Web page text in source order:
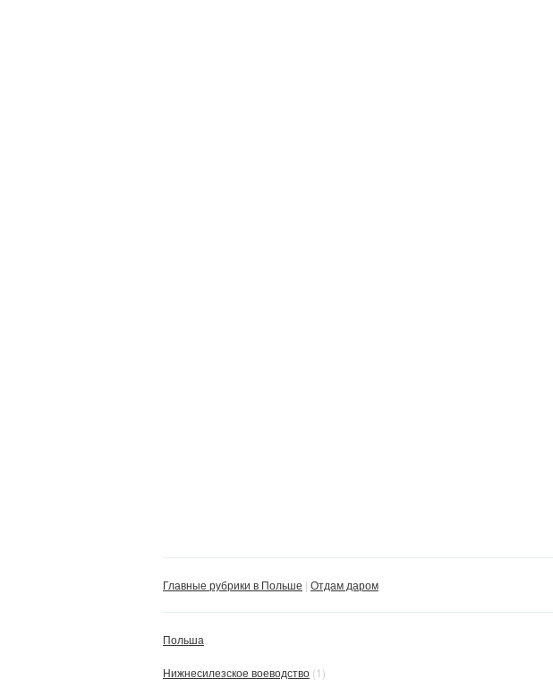
Главные рубрики в Польше Отдам даром
Польша
Нижнесилезское воеводство (1)